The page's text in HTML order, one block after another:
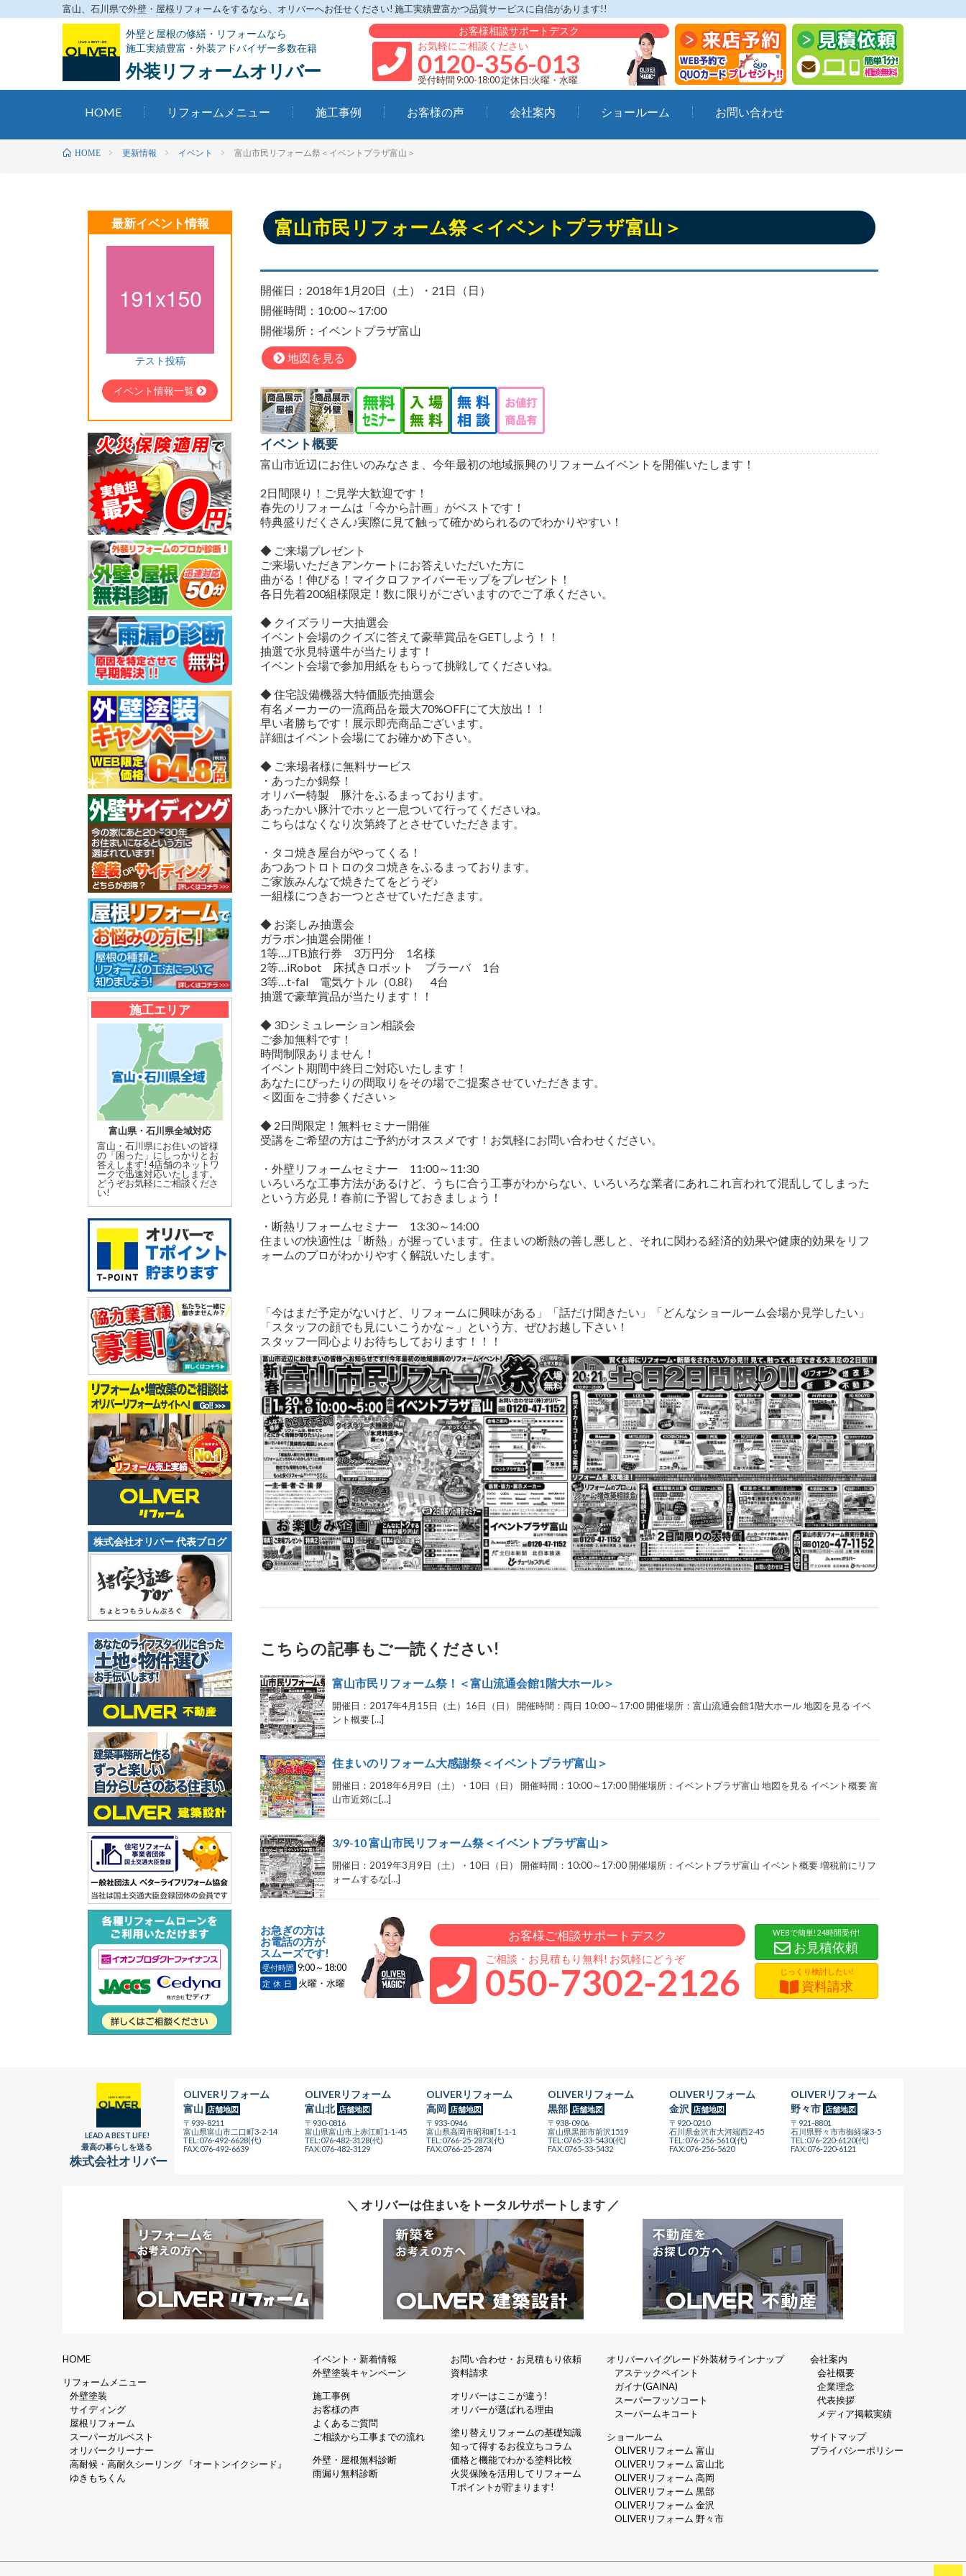
富山、石川県で外壁・屋根リフォームをするなら、オリバーへお任せください! 施工実績豊富かつ品質サービスに自信があります!!
外壁と屋根の修繕・リフォームなら
施工実績豊富・外装アドバイザー多数在籍
外装リフォームオリバー
お客様相談サポートデスク
お気軽にご相談ください
0120-356-013
受付時間 9:00-18:00 定休日:火曜・水曜
HOME リフォームメニュー 施工事例 お客様の声 会社案内 ショールーム お問い合わせ
HOME 更新情報 イベント 富山市民リフォーム祭＜イベントプラザ富山＞
富山市民リフォーム祭＜イベントプラザ富山＞
開催日：2018年1月20日（土）・21日（日）
開催時間：10:00～17:00
開催場所：イベントプラザ富山
地図を見る
イベント概要
富山市近辺にお住いのみなさま、今年最初の地域振興のリフォームイベントを開催いたします！
2日間限り！ご見学大歓迎です！
春先のリフォームは「今から計画」がベストです！
特典盛りだくさん♪実際に見て触って確かめられるのでわかりやすい！
◆ ご来場プレゼント
ご来場いただきアンケートにお答えいただいた方に
曲がる！伸びる！マイクロファイバーモップをプレゼント！
各日先着200組様限定！数に限りがございますのでご了承ください。
◆ クイズラリー大抽選会
イベント会場のクイズに答えて豪華賞品をGETしよう！！
抽選で氷見特選牛が当たります！
イベント会場で参加用紙をもらって挑戦してくださいね。
◆ 住宅設備機器大特価販売抽選会
有名メーカーの一流商品を最大70%OFFにて大放出！！
早い者勝ちです！展示即売商品ございます。
詳細はイベント会場にてお確かめ下さい。
◆ ご来場者様に無料サービス
・あったか鍋祭！
オリバー特製 豚汁をふるまっております。
あったかい豚汁でホッと一息ついて行ってくださいね。
こちらはなくなり次第終了とさせていただきます。
・タコ焼き屋台がやってくる！
あつあつトロトロのタコ焼きをふるまっております。
ご家族みんなで焼きたてをどうぞ♪
一組様につきお一つとさせていただきます。
◆ お楽しみ抽選会
ガラポン抽選会開催！
1等…JTB旅行券 3万円分 1名様
2等…iRobot 床拭きロボット ブラーバ 1台
3等…t-fal 電気ケトル（0.8ℓ） 4台
抽選で豪華賞品が当たります！！
◆ 3Dシミュレーション相談会
ご参加無料です！
時間制限ありません！
イベント期間中終日ご対応いたします！
あなたにぴったりの間取りをその場でご提案させていただきます。
＜図面をご持参ください＞
◆ 2日間限定！無料セミナー開催
受講をご希望の方はご予約がオススメです！お気軽にお問い合わせください。
・外壁リフォームセミナー 11:00～11:30
いろいろな工事方法があるけど、うちに合う工事がわからない、いろいろな業者にあれこれ言われて混乱してしまった
という方必見！春前に予習しておきましょう！
・断熱リフォームセミナー 13:30～14:00
住まいの快適性は「断熱」が握っています。住まいの断熱の善し悪しと、それに関わる経済的効果や健康的効果をリフ
ォームのプロがわかりやすく解説いたします。
「今はまだ予定がないけど、リフォームに興味がある」「話だけ聞きたい」「どんなショールーム会場か見学したい」
「スタッフの顔でも見にいこうかな～」という方、ぜひお越し下さい！
スタッフ一同心よりお待ちしております！！！
こちらの記事もご一読ください!
富山市民リフォーム祭！＜富山流通会館1階大ホール＞
開催日：2017年4月15日（土）16日（日） 開催時間：両日 10:00～17:00 開催場所：富山流通会館1階大ホール 地図を見る イベ
ント概要 […]
住まいのリフォーム大感謝祭＜イベントプラザ富山＞
開催日：2018年6月9日（土）・10日（日） 開催時間：10:00～17:00 開催場所：イベントプラザ富山 地図を見る イベント概要 富
山市近郊に[…]
3/9-10 富山市民リフォーム祭＜イベントプラザ富山＞
開催日：2019年3月9日（土）・10日（日） 開催時間：10:00～17:00 開催場所：イベントプラザ富山 イベント概要 増税前にリフ
ォームするな[…]
お急ぎの方は
お電話の方が
スムーズです!
受付時間 9:00～18:00
定休日 火曜・水曜
お客様ご相談サポートデスク
ご相談・お見積もり無料! お気軽にどうぞ
050-7302-2126
WEBで簡単! 24時間受付!
お見積依頼
じっくり検討したい!
資料請求
最新イベント情報
テスト投稿
イベント情報一覧
施工エリア
富山県・石川県全域対応
富山・石川県にお住いの皆様
の「困った」にしっかりとお
答えします! 4店舗のネットワ
ークで迅速対応いたします。
どうぞお気軽にご相談くださ
い!
株式会社オリバー 代表ブログ
LEAD A BEST LIFE!
最高の暮らしを送る
株式会社オリバー
OLIVERリフォーム
富山 店舗地図
〒939-8211
富山県富山市二口町3-2-14
TEL:076-492-6628(代)
FAX:076-492-6639
OLIVERリフォーム
富山北 店舗地図
〒930-0816
富山県富山市上赤江町1-1-45
TEL:076-482-3128(代)
FAX:076-482-3129
OLIVERリフォーム
高岡 店舗地図
〒933-0946
富山県高岡市昭和町1-1-1
TEL:0766-25-2873(代)
FAX:0766-25-2874
OLIVERリフォーム
黒部 店舗地図
〒938-0906
富山県黒部市前沢1519
TEL:0765-33-5430(代)
FAX:0765-33-5432
OLIVERリフォーム
金沢 店舗地図
〒920-0210
石川県金沢市大河端西2-45
TEL:076-256-5610(代)
FAX:076-256-5620
OLIVERリフォーム
野々市 店舗地図
〒921-8801
石川県野々市市御経塚3-5
TEL:076-220-6120(代)
FAX:076-220-6121
＼ オリバーは住まいをトータルサポートします ／
HOME
リフォームメニュー
外壁塗装
サイディング
屋根リフォーム
スーパーガルベスト
オリバークリーナー
高耐候・高耐久シーリング 『オートンイクシード』
ゆきもちくん
イベント・新着情報
外壁塗装キャンペーン
施工事例
お客様の声
よくあるご質問
ご相談から工事までの流れ
外壁・屋根無料診断
雨漏り無料診断
お問い合わせ・お見積もり依頼
資料請求
オリバーはここが違う!
オリバーが選ばれる理由
塗り替えリフォームの基礎知識
知って得するお役立ちコラム
価格と機能でわかる塗料比較
火災保険を活用してリフォーム
Tポイントが貯まります!
オリバーハイグレード外装材ラインナップ
アステックペイント
ガイナ(GAINA)
スーパーフッソコート
スーパームキコート
ショールーム
OLIVERリフォーム 富山
OLIVERリフォーム 富山北
OLIVERリフォーム 高岡
OLIVERリフォーム 黒部
OLIVERリフォーム 金沢
OLIVERリフォーム 野々市
会社案内
会社概要
企業理念
代表挨拶
メディア掲載実績
サイトマップ
プライバシーポリシー